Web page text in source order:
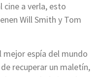
cine a verla, esto
Will Smith y Tom
mejor espía del mundo
recuperar un maletín,